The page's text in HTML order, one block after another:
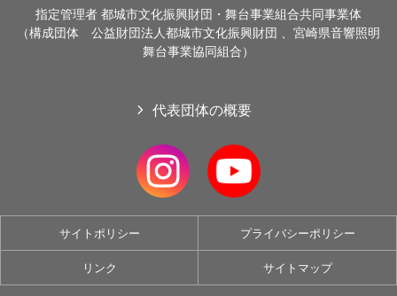
指定管理者 都城市文化振興財団・舞台事業組合共同事業体
（構成団体 公益財団法人都城市文化振興財団 、宮崎県音響照明
舞台事業協同組合）
代表団体の概要
サイトポリシー プライバシーポリシー
リンク サイトマップ